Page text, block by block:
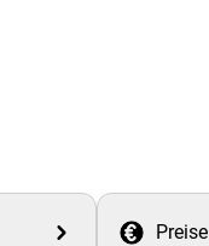
Preise